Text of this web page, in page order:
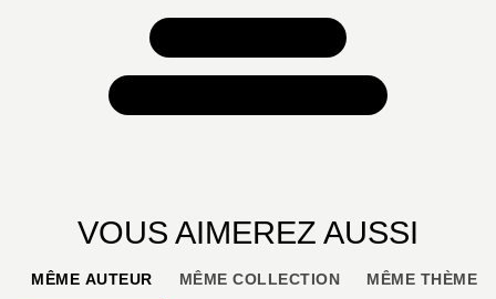
VOUS AIMEREZ AUSSI
MÊME AUTEUR MÊME COLLECTION MÊME THÈME